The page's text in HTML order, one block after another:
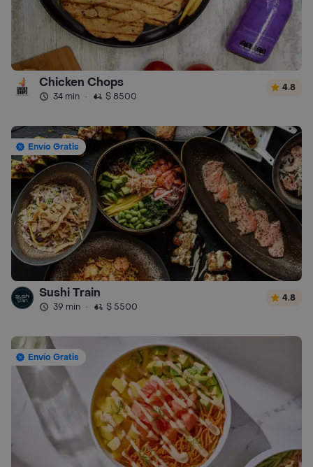
Chicken Chops
34 min · $ 8500
4.8
Envío Gratis
Sushi Train
39 min · $ 5500
4.8
Envío Gratis